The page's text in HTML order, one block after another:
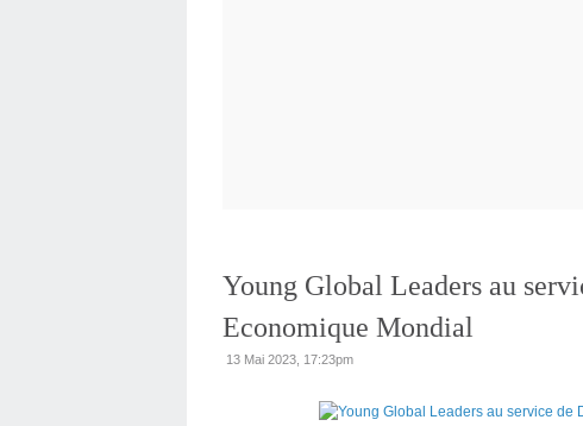
Young Global Leaders au
Economique Mondial
13 Mai 2023, 17:23pm